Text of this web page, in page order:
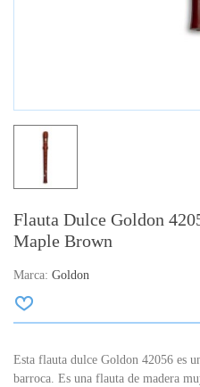
Flauta Dulce Goldon
Maple Brown
Marca: Goldon
Esta flauta dulce Goldon 42056 es
barroca. Es una flauta de madera